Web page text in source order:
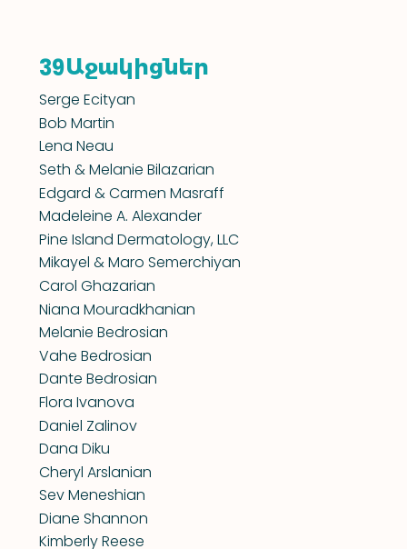
Serge Ecityan
Bob Martin
Lena Neau
Seth & Melanie Bilazarian
Edgard & Carmen Masraff
Madeleine A. Alexander
Pine Island Dermatology, LLC
Mikayel & Maro Semerchiyan
Carol Ghazarian
Niana Mouradkhanian
Melanie Bedrosian
Vahe Bedrosian
Dante Bedrosian
Flora Ivanova
Daniel Zalinov
Dana Diku
Cheryl Arslanian
Sev Meneshian
Diane Shannon
Kimberly Reese
Աջակիցներ
39